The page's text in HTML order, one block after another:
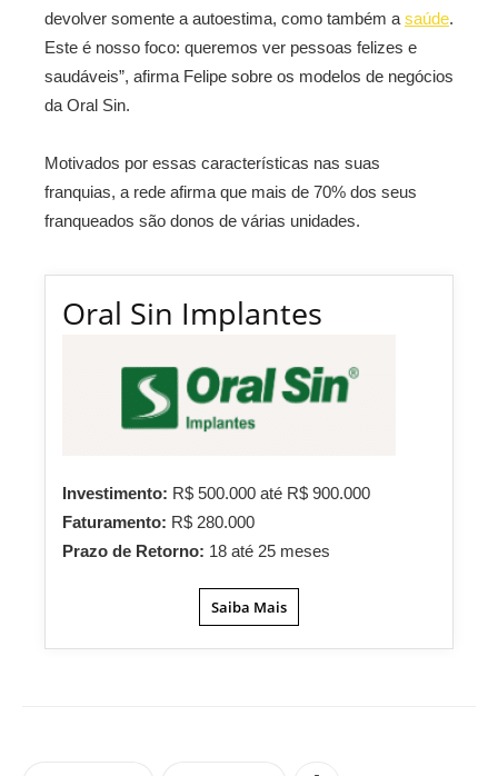
devolver somente a autoestima, como também a saúde.
Este é nosso foco: queremos ver pessoas felizes e
saudáveis”, afirma Felipe sobre os modelos de negócios
da Oral Sin.
Motivados por essas características nas suas
franquias, a rede afirma que mais de 70% dos seus
franqueados são donos de várias unidades.
Oral Sin Implantes
Investimento: R$ 500.000 até R$ 900.000
Faturamento: R$ 280.000
Prazo de Retorno: 18 até 25 meses
Saiba Mais